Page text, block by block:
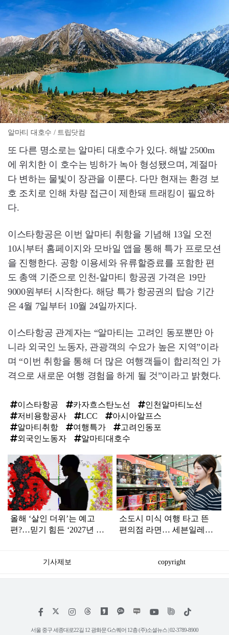
알마티 대호수 / 트립닷컴
또 다른 명소로는 알마티 대호수가 있다. 해발 2500m
에 위치한 이 호수는 빙하가 녹아 형성됐으며, 계절마
다 변하는 물빛이 장관을 이룬다. 다만 현재는 환경 보
호 조치로 인해 차량 접근이 제한돼 트래킹이 필요하
다.
이스타항공은 이번 알마티 취항을 기념해 13일 오전
10시부터 홈페이지와 모바일 앱을 통해 특가 프로모션
을 진행한다. 공항 이용세와 유류할증료를 포함한 편
도 총액 기준으로 인천-알마티 항공권 가격은 19만
9000원부터 시작한다. 해당 특가 항공권의 탑승 기간
은 4월 7일부터 10월 24일까지다.
이스타항공 관계자는 “알마티는 고려인 동포뿐만 아
니라 외국인 노동자, 관광객의 수요가 높은 지역”이라
며 “이번 취항을 통해 더 많은 여행객들이 합리적인 가
격으로 새로운 여행 경험을 하게 될 것”이라고 밝혔다.
이스타항공 카자흐스탄노선
인천알마티노선
저비용항공사
LCC
아시아알프스
알마티취항
여행특가
고려인동포
외국인노동자
알마티대호수
탑
라
인
올해 ‘살인 더위’는 예고
편?…믿기 힘든 ‘2027년 여
소도시 미식 여행 타고 뜬
편의점 라면… 세븐일레븐,
기사제보 copyright
페
스
인
타
위
트
틱
서울 중구 세종대로22길 12 광화문 G스퀘어 12층 (주)소셜뉴스 | 02-3789-8900